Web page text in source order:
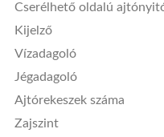
Cserélhető oldalú
Kijelző
Vízadagoló
Jégadagoló
Ajtórekeszek száma
Zajszint